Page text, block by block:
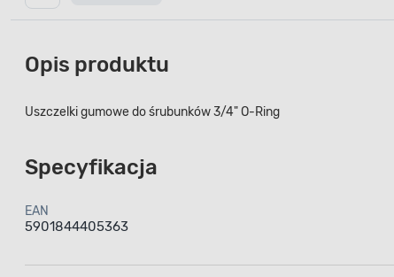
Opis produktu
Uszczelki gumowe do śrubunków 3/4" O-Ring
Specyfikacja
EAN
5901844405363